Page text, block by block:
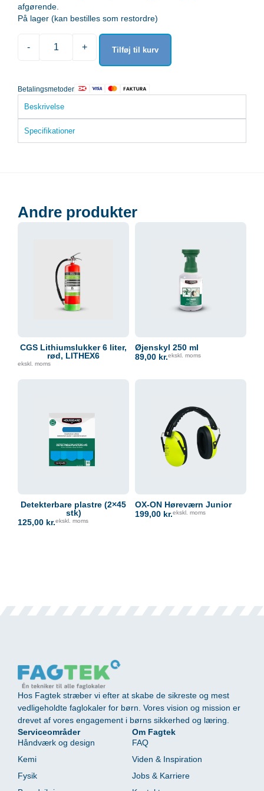
afgørende.
På lager (kan bestilles som restordre)
- + Tilføj til kurv
Betalingsmetoder
Beskrivelse
Specifikationer
Andre produkter
CGS Lithiumslukker 6 liter,
rød, LITHEX6
ekskl. moms
Øjenskyl 250 ml
89,00 kr.ekskl. moms
Detekterbare plastre (2×45
stk)
125,00 kr.ekskl. moms
OX-ON Høreværn Junior
199,00 kr.ekskl. moms
Hos Fagtek stræber vi efter at skabe de sikreste og mest
vedligeholdte faglokaler for børn. Vores vision og mission er
drevet af vores engagement i børns sikkerhed og læring.
Serviceområder
Håndværk og design
Kemi
Fysik
Om Fagtek
FAQ
Viden & Inspiration
Jobs & Karriere